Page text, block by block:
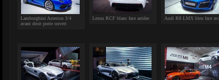
Lamborghini Asterion 3/4
avant droit porte ouvert
Lexus RCF blanc face arrière Audi R8 LMX bleu face